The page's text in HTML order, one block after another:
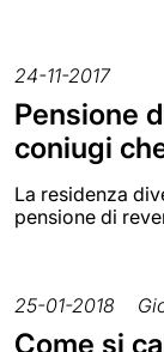
24-11-2017
Pensione
coniugi
La residenza
pensione di
25-01-2018
Come si